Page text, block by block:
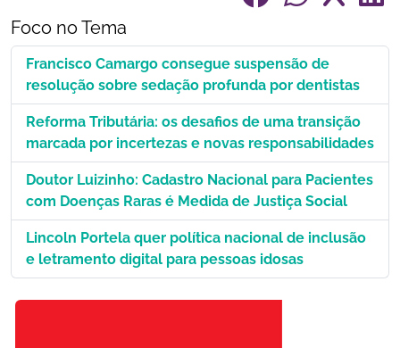
Foco no Tema
Francisco Camargo consegue suspensão de
resolução sobre sedação profunda por dentistas
Reforma Tributária: os desafios de uma transição
marcada por incertezas e novas responsabilidades
Doutor Luizinho: Cadastro Nacional para Pacientes
com Doenças Raras é Medida de Justiça Social
Lincoln Portela quer política nacional de inclusão
e letramento digital para pessoas idosas